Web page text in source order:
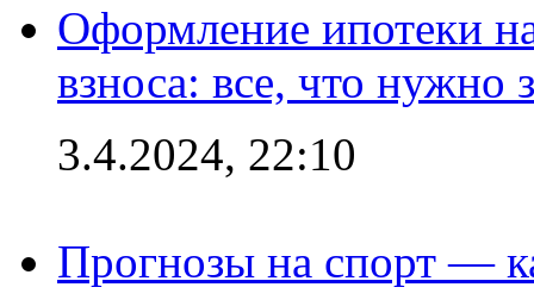
Оформление ипотеки
взноса: все, что нужно
3.4.2024, 22:10
Прогнозы на спорт —